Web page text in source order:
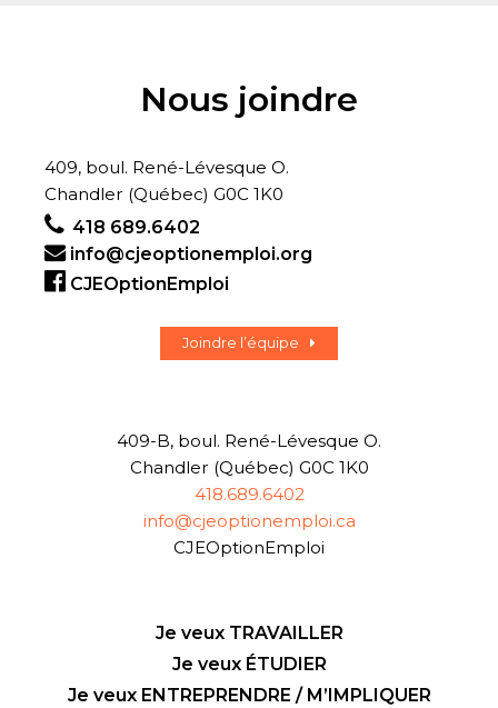
Nous joindre
409, boul. René-Lévesque O.
Chandler (Québec) G0C 1K0
418 689.6402
info@cjeoptionemploi.org
CJEOptionEmploi
Joindre l’équipe
409-B, boul. René-Lévesque O.
Chandler (Québec) G0C 1K0
418.689.6402
info@cjeoptionemploi.ca
CJEOptionEmploi
Je veux TRAVAILLER
Je veux ÉTUDIER
Je veux ENTREPRENDRE / M’IMPLIQUER